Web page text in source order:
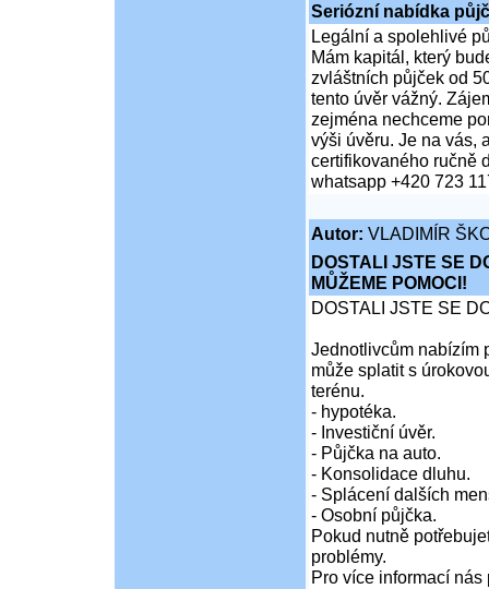
Seriózní nabídka
Legální a spolehlivé
Mám kapitál, který
zvláštních půjček od
tento úvěr vážný.
zejména nechceme
výši úvěru. Je na vás,
certifikovaného ručně
whatsapp +420 723
Autor: VLADIMÍR
DOSTALI JSTE SE
MŮŽEME POMOCI!
DOSTALI JSTE SE
Jednotlivcům nabízím
může splatit s
terénu.
- hypotéka.
- Investiční úvěr.
- Půjčka na auto.
- Konsolidace dluhu.
- Splácení dalších
- Osobní půjčka.
Pokud nutně
problémy.
Pro více informací nás